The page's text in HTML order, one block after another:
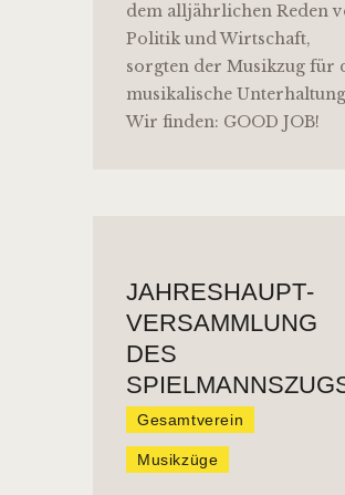
dem alljährlichen Reden
Politik und Wirtschaft,
sorgten der Musikzug für
musikalische
Wir finden: GOOD JOB!
JAHRESHAUPT­
VERSAMMLUNG
DES
Gesamtverein
Musikzüge